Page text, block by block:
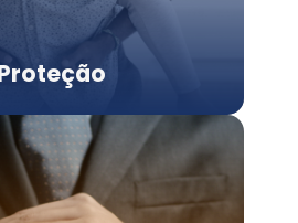
Proteção